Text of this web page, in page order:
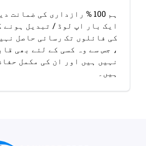
ہم 100 % رازداری کی
ایک بار اپ لوڈ / تبدیل ہونے
کی فائلوں تک رسائی حاصل
، جس سے وہ کسی کے لئے بھی
نہیں ہیں اور ان کی مکمل
ہیں۔